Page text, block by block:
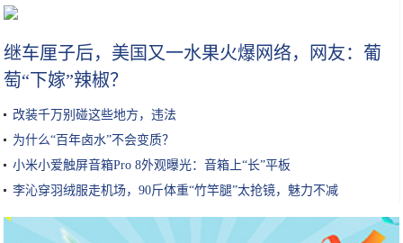
继车厘子后，美国又一水果火爆网络，网友：葡
萄“下嫁”辣椒？
改装千万别碰这些地方，违法
为什么“百年卤水”不会变质？
小米小爱触屏音箱Pro 8外观曝光：音箱上“长”平板
李沁穿羽绒服走机场，90斤体重“竹竿腿”太抢镜，魅力不减